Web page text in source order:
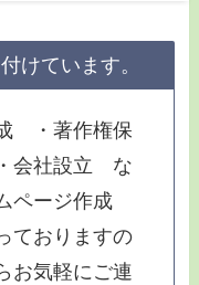
けています。
・著作権保
会社設立 な
ページ作成
ておりますの
お気軽にご連